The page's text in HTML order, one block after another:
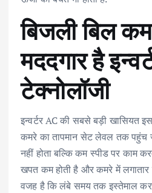
बिजली बिल
मददगार है
टेक्नोलॉजी
इन्वर्टर AC की सबसे बड़ी खासियत
कमरे का तापमान सेट लेवल तक पहुंच
नहीं होता बल्कि कम स्पीड पर काम
खपत कम होती है और कमरे में लगातार
वजह है कि लंबे समय तक इस्तेमाल